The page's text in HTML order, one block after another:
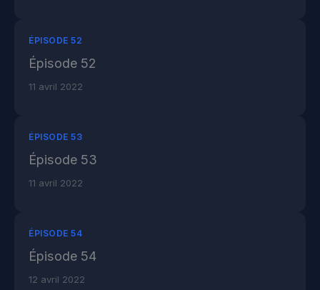
ÉPISODE 52
Épisode 52
11 avril 2022
ÉPISODE 53
Épisode 53
11 avril 2022
ÉPISODE 54
Épisode 54
12 avril 2022